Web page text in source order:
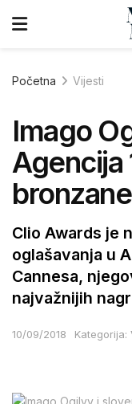
Početna Vijesti
Imago
Agencija
Clio Awards je
oglašavanja u
Cannesa,
najvažnijih
10/09/2018 Kategorija: